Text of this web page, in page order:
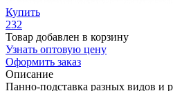
Купить
232
Товар добавлен в корзину
Узнать оптовую цену
Оформить заказ
Описание
Панно-подставка разных видов и